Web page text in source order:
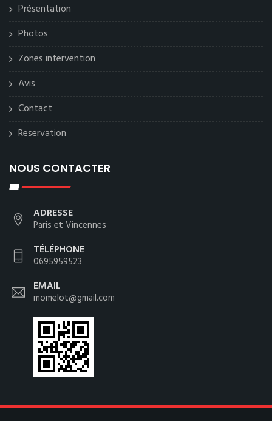
Présentation
Photos
Zones intervention
Avis
Contact
Reservation
NOUS CONTACTER
ADRESSE
Paris et Vincennes
TÉLÉPHONE
0695959523
EMAIL
momelot@gmail.com